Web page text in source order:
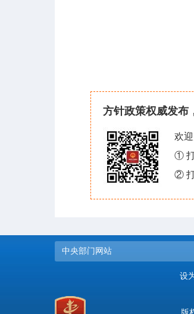
方针政策权威发布
欢
①
②
中央部门网站
设